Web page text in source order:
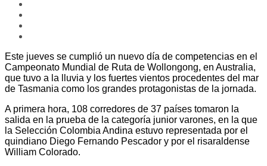
Este jueves se cumplió un nuevo día de competencias en el
Campeonato Mundial de Ruta de Wollongong, en Australia,
que tuvo a la lluvia y los fuertes vientos procedentes del mar
de Tasmania como los grandes protagonistas de la jornada.
A primera hora, 108 corredores de 37 países tomaron la
salida en la prueba de la categoría junior varones, en la que
la Selección Colombia Andina estuvo representada por el
quindiano Diego Fernando Pescador y por el risaraldense
William Colorado.